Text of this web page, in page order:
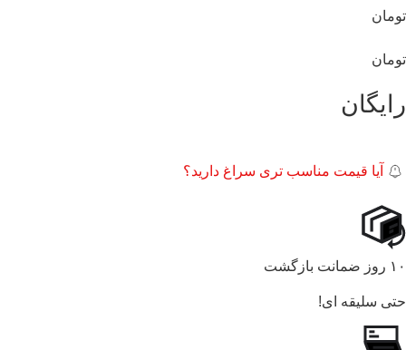
تومان
تومان
رایگان
آیا قیمت مناسب تری سراغ دارید؟
۱۰ روز ضمانت بازگشت
حتی سلیقه ای!